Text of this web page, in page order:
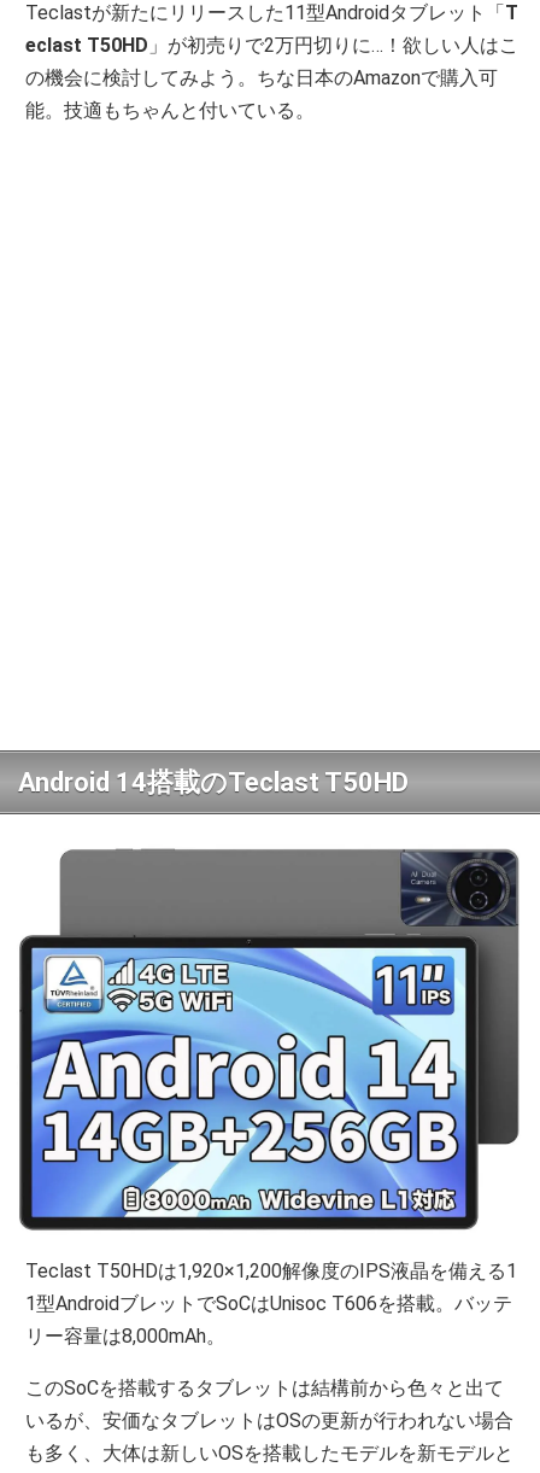
Teclastが新たにリリースした11型Androidタブレット「 T
eclast T50HD 」が初売りで2万円切りに…！欲しい人はこ
の機会に検討してみよう。ちな日本のAmazonで購入可
能。技適もちゃんと付いている。
Android 14搭載のTeclast T50HD
Teclast T50HDは1,920×1,200解像度のIPS液晶を備える1
1型AndroidブレットでSoCはUnisoc T606を搭載。バッテ
リー容量は8,000mAh。
このSoCを搭載するタブレットは結構前から色々と出て
いるが、安価なタブレットはOSの更新が行われない場合
も多く、大体は新しいOSを搭載したモデルを新モデルと